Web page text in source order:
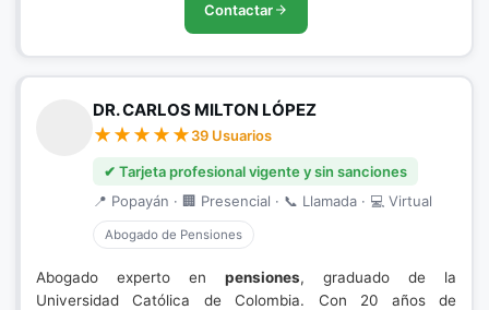
Contactar
DR. CARLOS MILTON LÓPEZ
39 Usuarios
✔ Tarjeta profesional vigente y sin sanciones
📍 Popayán · 🏢 Presencial · 📞 Llamada · 💻 Virtual
Abogado de Pensiones
Abogado experto en pensiones, graduado de la
Universidad Católica de Colombia. Con 20 años de